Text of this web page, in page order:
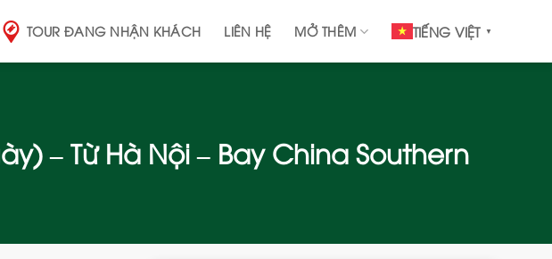
TOUR ĐANG NHẬN KHÁCH LIÊN HỆ MỞ THÊM TIẾNG VIỆT ▼
– Từ Hà Nội – Bay China Southern